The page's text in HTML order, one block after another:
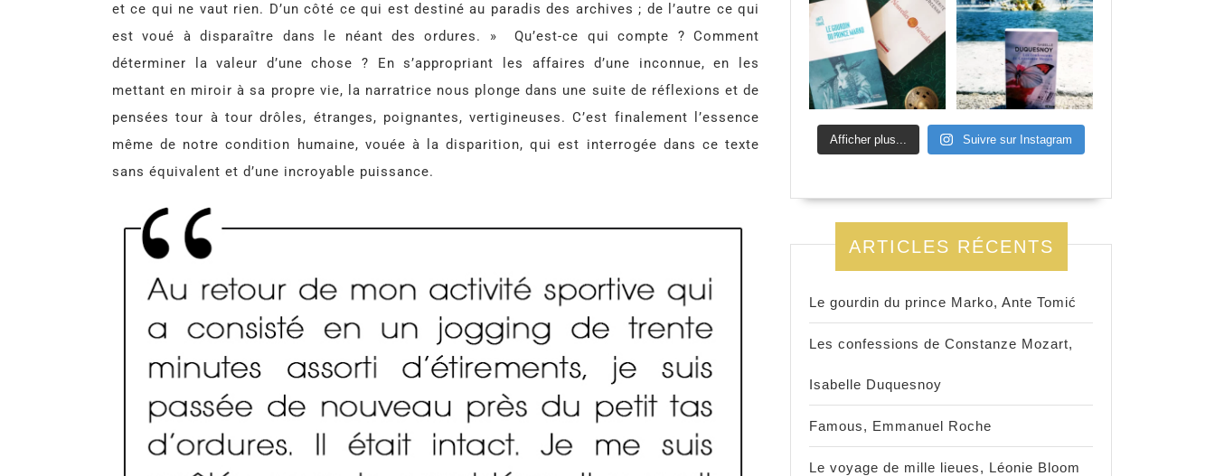
et ce qui ne vaut rien. D’un côté ce qui est destiné au paradis des archives ; de l’autre ce qui
est voué à disparaître dans le néant des ordures. » Qu’est-ce qui compte ? Comment
déterminer la valeur d’une chose ? En s’appropriant les affaires d’une inconnue, en les
mettant en miroir à sa propre vie, la narratrice nous plonge dans une suite de réflexions et de
pensées tour à tour drôles, étranges, poignantes, vertigineuses. C’est finalement l’essence
même de notre condition humaine, vouée à la disparition, qui est interrogée dans ce texte
sans équivalent et d’une incroyable puissance.
Afficher plus... Suivre sur Instagram
ARTICLES RÉCENTS
Le gourdin du prince Marko, Ante Tomić
Les confessions de Constanze Mozart,
Isabelle Duquesnoy
Famous, Emmanuel Roche
Le voyage de mille lieues, Léonie Bloom